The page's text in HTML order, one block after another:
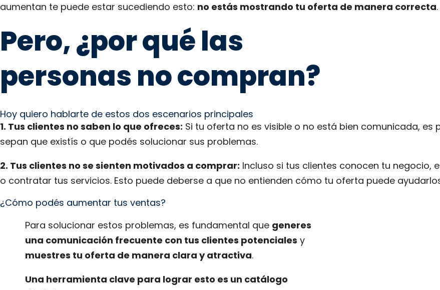
aumentan te puede estar sucediendo esto: no estás mostrando tu oferta de manera correcta.
Pero, ¿por qué las
personas no compran?
Hoy quiero hablarte de estos dos escenarios principales
1. Tus clientes no saben lo que ofreces: Si tu oferta no es visible o no está bien comunicada,
sepan que existís o que podés solucionar sus problemas.
2. Tus clientes no se sienten motivados a comprar: Incluso si tus clientes conocen tu negocio,
o contratar tus servicios. Esto puede deberse a que no entienden cómo tu oferta puede
¿Cómo podés aumentar tus ventas?
Para solucionar estos problemas, es fundamental que generes
una comunicación frecuente con tus clientes potenciales y
muestres tu oferta de manera clara y atractiva.
Una herramienta clave para lograr esto es un catálogo